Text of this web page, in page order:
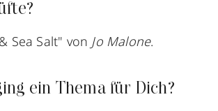
Sea Salt" von Jo Malone.
ein Thema für Dich?